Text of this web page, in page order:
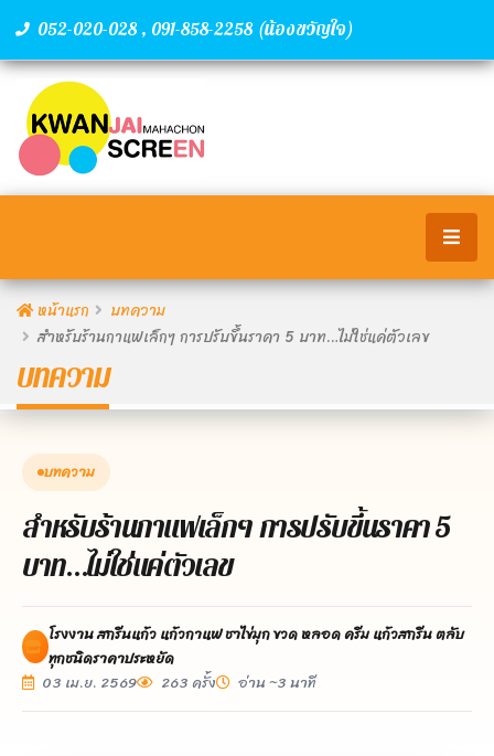
052-020-028 , 091-858-2258 (น้องขวัญใจ)
หน้าแรก
บทความ
สำหรับร้านกาแฟเล็กๆ การปรับขึ้นราคา 5 บาท…ไม่ใช่แค่ตัวเลข
บทความ
บทความ
สำหรับร้านกาแฟเล็กๆ การปรับขึ้นราคา 5
บาท…ไม่ใช่แค่ตัวเลข
โรงงาน สกรีนแก้ว แก้วกาแฟ ชาไข่มุก ขวด หลอด ครีม แก้วสกรีน ตลับ
ทุกชนิดราคาประหยัด
03 เม.ย. 2569
263 ครั้ง อ่าน ~3 นาที